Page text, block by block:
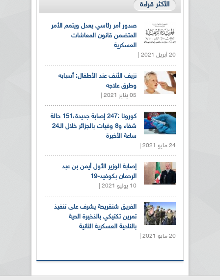
الأكثر قراءة
صدور أمر رئاسي يعدل ويتمم الأمر
المتضمن قانون المعاشات
العسكرية
20 أبريل 2021 |
نزيف الأنف عند الأطفال: أسبابه
وطرق علاجه
05 يناير 2021 |
كورونا :247 إصابة جديدة،151 حالة
شفاء و8 وفيات بالجزائر خلال الـ24
ساعة الأخيرة
24 مايو 2021 |
إصابة الوزير الأول أيمن بن عبد
الرحمان بكوفيد-19
10 يوليو 2021 |
الفريق شنقريحة يشرف على تنفيذ
تمرين تكتيكي بالذخيرة الحية
بالناحية العسكرية الثانية
20 مايو 2021 |